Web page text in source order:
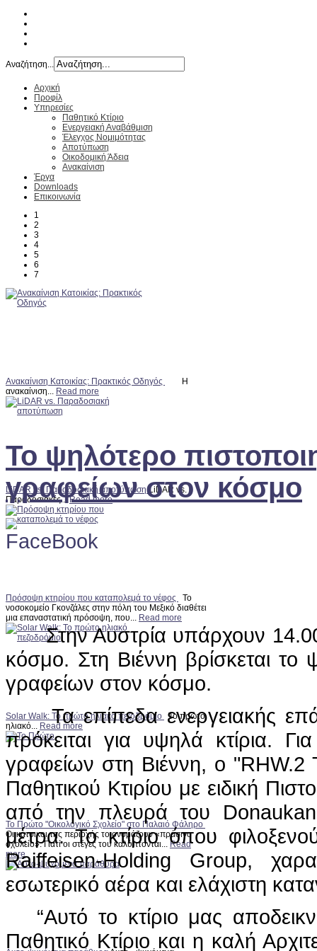
Αναζήτηση...
Αρχική
Προφίλ
Υπηρεσίες
Παθητικό Κτίριο
Ενεργειακή Αναβάθμιση
Έλεγχος Νομιμότητας
Αποτύπωση
Οικοδομική Άδεια
Ανακαίνιση
Έργα
Downloads
Επικοινωνία
1
2
3
4
5
6
7
Ανακαίνιση Κατοικίας: Πρακτικός Οδηγός
Η
ανακαίνιση... Read more
LiDAR vs. Παραδοσιακή αποτύπωση LiDAR vs.
Παραδοσιακές...Read more
Πρόσοψη κτηρίου που καταπολεμά το νέφος
Το
νοσοκομείο Γκονζάλες στην πόλη του Μεξικό διαθέτει
μια επαναστατική πρόσοψη, που... Read more
Solar Walk: Το πρώτο ηλιακό πεζοδρόμιο Το πρώτο
ηλιακό... Read more
Το Πρώτο "Οικολογικό Σχολείο" στο Παλαιό Φάληρο
Οι κάτοικοι της περιοχής το ονομάζουν «πράσινο
σχολείο». Γιατί οι στέγες του καλύπτονται... Read
more
Το ψηλότερο
γραφείων στον κόσμο
Στην Αυστρία υπάρχουν 14.000
κόσμο. Στη Βιέννη βρίσκεται το
γραφείων στον κόσμο.
Τα επίπεδα ενεργειακής
πρόκειται για υψηλά κτίρια.
γραφείων στη Βιέννη, o "RHW.2
Παθητικού Κτιρίου με ειδική
από την πλευρά του
μέτρα. Το κτίριο όπου
Raiffeisen-Holding Group,
εσωτερικό αέρα και ελάχιστη
“Αυτό το κτίριο μας
Παθητικό Κτίριο και η καλή